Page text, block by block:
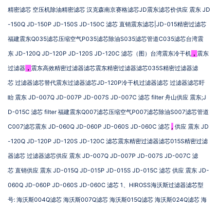
精密滤芯 空压机除油精密滤芯 汉克森南京赛格滤芯JD震东滤芯价供应 震东 JD
-150Q JD-150P JD-150S JD-150C 滤芯 直销震东滤芯 |JD-015精密过滤芯
福建震东Q035滤芯压缩空气P035滤芯除油S035滤芯管道C035滤芯台湾震
东 JD-120Q JD-120P JD-120S JD-120C 滤芯（图）台湾震东冷干机 ， 震东
过滤器 ， 震东高效精密过滤器滤芯震东精密过滤器滤芯035S精密过滤器滤
芯 过滤器滤芯替代震东过滤器滤芯JD-120P冷干机过滤器滤芯 过滤器滤芯盱
眙 震东 JD-007Q JD-007P JD-007S JD-007C 滤芯 filter舟山供应 震东;J
D-015C 滤芯 filter福建震东Q007滤芯压缩空气P007滤芯除油S007滤芯管道
C007滤芯震东 JD-060Q JD-060P JD-060S JD-060C 滤芯 , 供应 震东 JD
-120Q JD-120P JD-120S JD-120C 滤芯震东精密过滤器滤芯015S精密过滤
器滤芯 过滤器滤芯供应 震东 JD-007Q JD-007P JD-007S JD-007C 滤
芯 直销供应 震东 JD-015Q JD-015P JD-015S JD-015C 滤芯 供应 震东 JD-
060Q JD-060P JD-060S JD-060C 滤芯 1 、 HIROSS海沃斯过滤器滤芯型
号: 海沃斯004Q滤芯 海沃斯007Q滤芯 海沃斯015Q滤芯 海沃斯024Q滤芯 海